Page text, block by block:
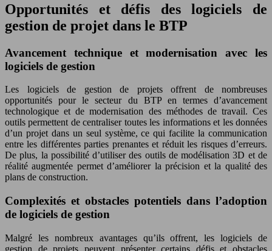
Opportunités et défis des logiciels de
gestion de projet dans le BTP
Avancement technique et modernisation avec les
logiciels de gestion
Les logiciels de gestion de projets offrent de nombreuses
opportunités pour le secteur du BTP en termes d’avancement
technologique et de modernisation des méthodes de travail. Ces
outils permettent de centraliser toutes les informations et les données
d’un projet dans un seul système, ce qui facilite la communication
entre les différentes parties prenantes et réduit les risques d’erreurs.
De plus, la possibilité d’utiliser des outils de modélisation 3D et de
réalité augmentée permet d’améliorer la précision et la qualité des
plans de construction.
Complexités et obstacles potentiels dans l’adoption
de logiciels de gestion
Malgré les nombreux avantages qu’ils offrent, les logiciels de
gestion de projets peuvent présenter certains défis et obstacles